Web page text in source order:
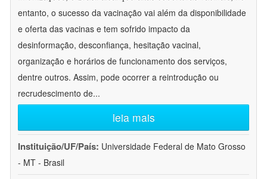
entanto, o sucesso da vacinação vai além da disponibilidade
e oferta das vacinas e tem sofrido impacto da
desinformação, desconfiança, hesitação vacinal,
organização e horários de funcionamento dos serviços,
dentre outros. Assim, pode ocorrer a reintrodução ou
recrudescimento de...
leia mais
Instituição/UF/País: Universidade Federal de Mato Grosso
- MT - Brasil